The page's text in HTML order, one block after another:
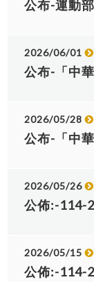
2026/06/01
2026/05/28
2026/05/26
公佈:-114-
2026/05/15